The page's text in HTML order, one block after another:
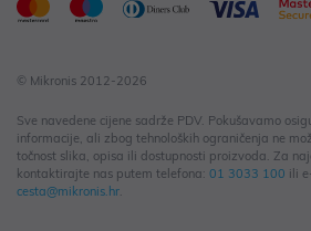
© Mikronis 2012-2026
Sve navedene cijene sadrže PDV. Pokušavamo
informacije, ali zbog tehnoloških ograničenja ne
točnost slika, opisa ili dostupnosti proizvoda. Za
kontaktirajte nas putem telefona: 01 3033 100 ili
cesta@mikronis.hr.